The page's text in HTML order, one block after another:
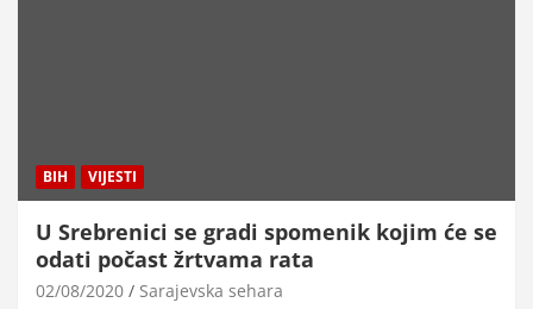
BIH VIJESTI
U Srebrenici se gradi spomenik kojim će se
odati počast žrtvama rata
02/08/2020 Sarajevska sehara